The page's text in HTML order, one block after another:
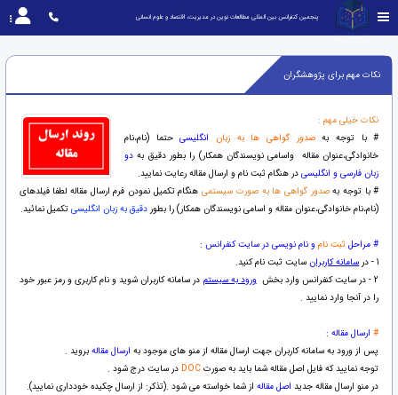
پنجمین کنفرانس بین المللی مطالعات نوین در مدیریت، اقتصاد و علوم انسانی
نکات مهم برای پژوهشگران
نکات خیلی مهم :
# با توجه بهصدور گواهی ها به زبان انگلیسیحتما (نام،نام
خانوادگی،عنوان مقاله واسامی نویسندگان همکار) را بطور دقیق بهدو
زبان فارسی و انگلیسیدر هنگام ثبت نام و ارسال مقاله رعایت نمایید.
# با توجه بهصدور گواهی ها به صورت سیستمیهنگام تکمیل نمودن فرم ارسال مقاله لطفا فیلدهای
(نام،نام خانوادگی،عنوان مقاله و اسامی نویسندگان همکار) را بطور دقیق به زبان انگلیسیتکمیل نمائید.
# مراحل ثبت نام و نام نویسی در سایت کنفرانس:
1 - در
سامانه کاربرانسایت ثبت نام کنید.
2 - در سایت کنفرانس وارد بخش
ورود به سیستم در سامانه کاربران شوید و نام کاربری و رمز عبور خود
را در آنجا وارد نمایید .
# ارسال مقاله:
پس از ورود به سامانه کاربران جهت ارسال مقاله از منو های موجود به ارسال مقالهبروید .
توجه نمایید که فایل اصل مقاله شما باید به صورت DOC در سایت درج شود .
در منو ارسال مقاله جدید اصل مقالهاز شما خواسته می شود .(تذکر: از ارسال چکیده خودداری نمایید).